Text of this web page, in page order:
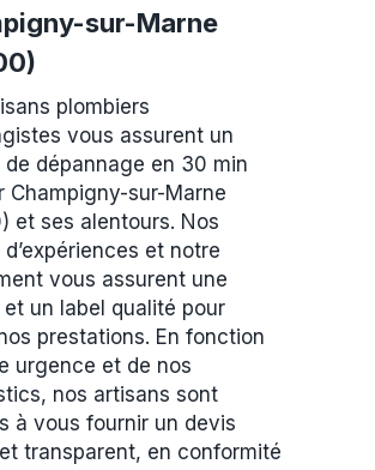
sur-Marne
plombiers
vous assurent un
dépannage en 30 min
Champigny-sur-Marne
et ses alentours. Nos
et notre
vous assurent une
un label qualité pour
prestations. En fonction
urgence et de nos
nos artisans sont
à vous fournir un devis
transparent, en conformité